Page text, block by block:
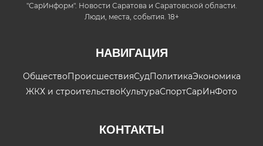
"СарИнформ". Новости Саратова и Саратовской области.
Люди, места, события. 18+
НАВИГАЦИЯ
ОбществоПроисшествияСудПолитикаЭкономика
ЖКХ и строительствоКультураСпортСарИнФото
КОНТАКТЫ